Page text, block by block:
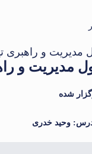
مدیریت و راهبری
مدیریت و
شده
وحید خدری